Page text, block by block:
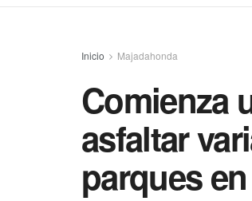
Inicio Majadahonda
Comienza
asfaltar
parques